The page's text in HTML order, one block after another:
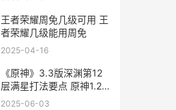
王者荣耀周免几级可用 王
者荣耀几级能用周免
2025-04-16
《原神》3.3版深渊第12
层满星打法要点 原神1.2
版本新深渊
2025-06-03